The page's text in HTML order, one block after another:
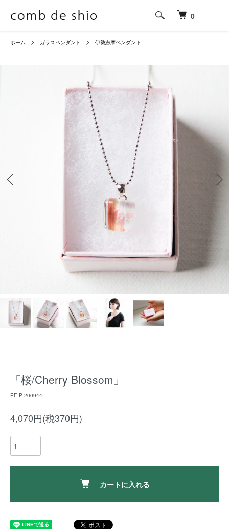
0
ホーム ガラスペンダント 伊勢志摩ペンダント
「桜/Cherry Blossom」
PE-P-200944
4,070円(税370円)
カートに入れる